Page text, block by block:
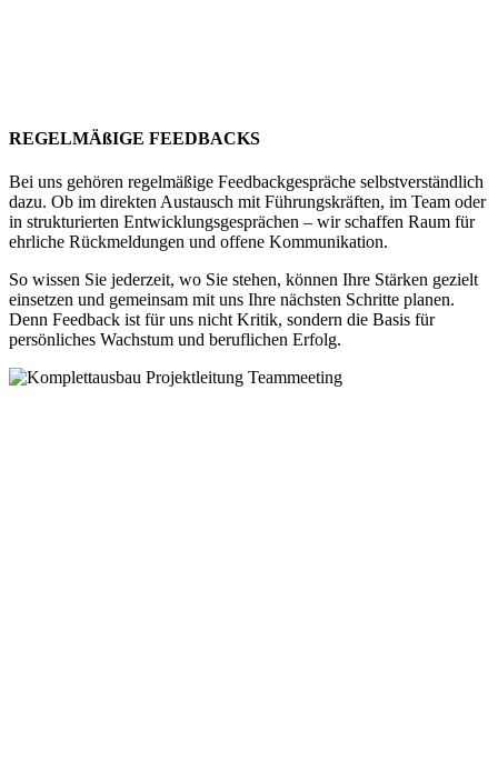
REGELMÄßIGE FEEDBACKS
Bei uns gehören regelmäßige Feedbackgespräche selbstverständlich
dazu. Ob im direkten Austausch mit Führungskräften, im Team oder
in strukturierten Entwicklungsgesprächen – wir schaffen Raum für
ehrliche Rückmeldungen und offene Kommunikation.
So wissen Sie jederzeit, wo Sie stehen, können Ihre Stärken gezielt
einsetzen und gemeinsam mit uns Ihre nächsten Schritte planen.
Denn Feedback ist für uns nicht Kritik, sondern die Basis für
persönliches Wachstum und beruflichen Erfolg.